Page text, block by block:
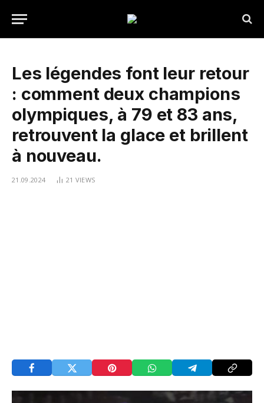
Les légendes font leur retour
: comment deux champions
olympiques, à 79 et 83 ans,
retrouvent la glace et brillent
à nouveau.
21.09.2024 21 VIEWS